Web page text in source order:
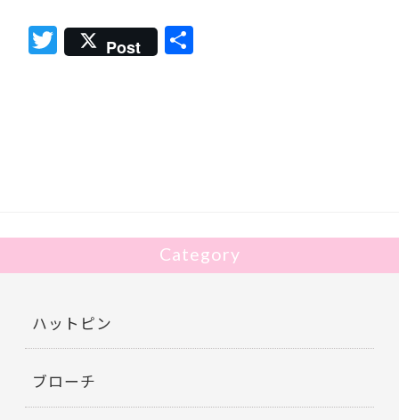
T
w
Post
Category
ハットピン
ブローチ